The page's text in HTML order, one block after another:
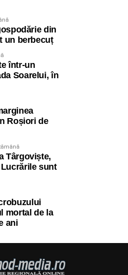
din
un berbecuț
într-un
Soarelui, în
Roșiori de
Târgoviște,
sunt
mortal de la
ani